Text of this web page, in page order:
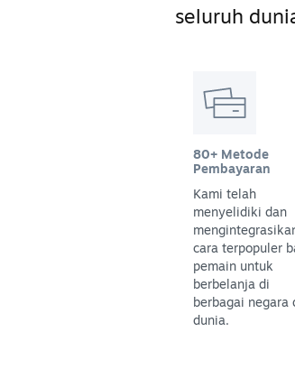
seluruh
80+ Metode
Pembayaran
Kami telah
menyelidiki dan
cara terpopuler
pemain untuk
berbelanja di
berbagai negara
dunia.